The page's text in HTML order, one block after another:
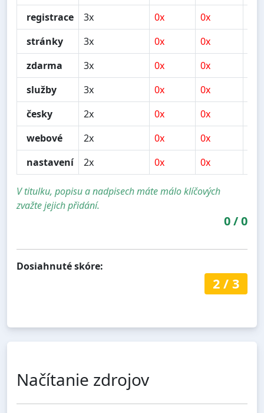
registrace
3x 0x 0x
stránky
3x 0x 0x
zdarma
3x 0x 0x
služby
3x 0x 0x
česky
2x 0x 0x
webové
2x 0x 0x
nastavení
2x 0x 0x
V titulku, popisu a nadpisech máte málo klíčových
zvažte jejich přidání.
0/0
Dosiahnuté skóre:
2/ 3
Načítanie zdrojov